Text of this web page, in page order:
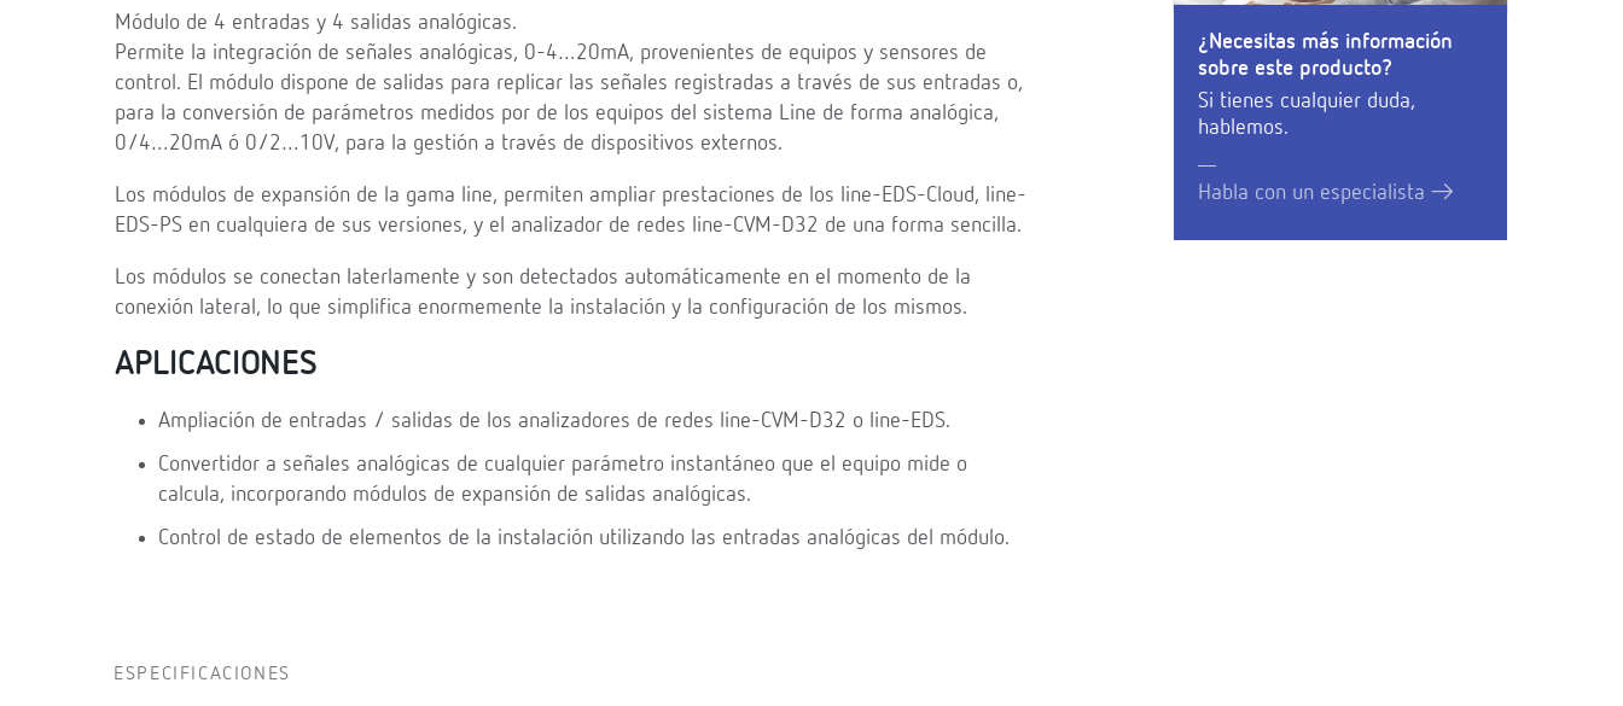
Módulo de 4 entradas y 4 salidas analógicas.
Permite la integración de señales analógicas, 0-4…20mA, provenientes de equipos y sensores de
control. El módulo dispone de salidas para replicar las señales registradas a través de sus entradas o,
para la conversión de parámetros medidos por de los equipos del sistema Line de forma analógica,
0/4…20mA ó 0/2…10V, para la gestión a través de dispositivos externos.
Los módulos de expansión de la gama line, permiten ampliar prestaciones de los line-EDS-Cloud, line-
EDS-PS en cualquiera de sus versiones, y el analizador de redes line-CVM-D32 de una forma sencilla.
Los módulos se conectan laterlamente y son detectados automáticamente en el momento de la
conexión lateral, lo que simplifica enormemente la instalación y la configuración de los mismos.
APLICACIONES
Ampliación de entradas / salidas de los analizadores de redes line-CVM-D32 o line-EDS.
Convertidor a señales analógicas de cualquier parámetro instantáneo que el equipo mide o
calcula, incorporando módulos de expansión de salidas analógicas.
Control de estado de elementos de la instalación utilizando las entradas analógicas del módulo.
¿Necesitas más información
sobre este producto?
Si tienes cualquier duda,
hablemos.
Habla con un especialista
ESPECIFICACIONES